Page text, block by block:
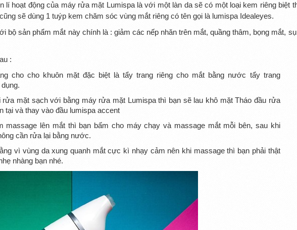
lí hoạt động của máy rửa mặt Lumispa là với một làn da sẽ có một loại kem riêng biệt
sẽ dùng 1 tuýp kem chăm sóc vùng mắt riêng có tên gọi là lumispa Idealeyes.
bộ sản phẩm mắt này chính là : giảm các nếp nhăn trên mắt, quầng thâm, bọng mắt,
:
cho cho khuôn mặt đặc biệt là tẩy trang riêng cho mắt bằng nước tẩy trang
rửa mặt sạch với bằng máy rửa mặt Lumispa thì bạn sẽ lau khô mặt Tháo đầu rửa
tại và thay vào đầu lumispa accent
massage lên mắt thì bạn bấm cho máy chạy và massage mắt mỗi bên, sau khi
cần rửa lại bằng nước.
vì vùng da xung quanh mắt cực kì nhạy cảm nên khi massage thì bạn phải thật
nhàng bạn nhé.